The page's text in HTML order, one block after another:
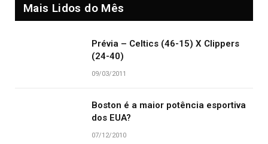
Mais Lidos do Mês
Prévia – Celtics (46-15) X Clippers
(24-40)
09/03/2011
Boston é a maior potência esportiva
dos EUA?
07/12/2010